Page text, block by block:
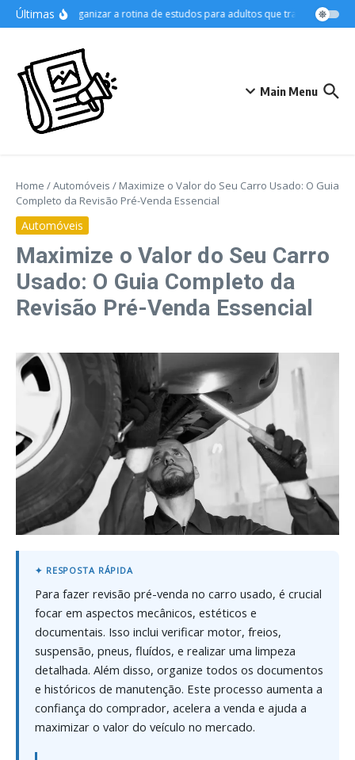
Ir para o conteúdo
Últimas
Como organizar a rotina de estudos para adultos que trabalham As
Main Menu
Home /Automóveis / Maximize o Valor do Seu Carro Usado: O Guia
Completo da Revisão Pré-Venda Essencial
Automóveis
Maximize o Valor do Seu Carro
Usado: O Guia Completo da
Revisão Pré-Venda Essencial
Para fazer revisão pré-venda no carro usado, é crucial
focar em aspectos mecânicos, estéticos e
documentais. Isso inclui verificar motor, freios,
suspensão, pneus, fluídos, e realizar uma limpeza
detalhada. Além disso, organize todos os documentos
e históricos de manutenção. Este processo aumenta a
confiança do comprador, acelera a venda e ajuda a
maximizar o valor do veículo no mercado.